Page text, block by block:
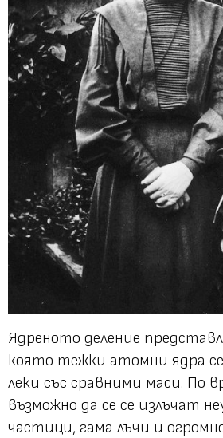
Ядреното деление
която тежки атомни ядра
леки със сравними маси. По
възможно да се се излъчат
частици, гама лъчи и